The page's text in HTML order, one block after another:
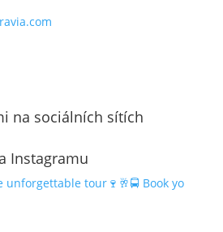
na sociálních sítích
Instagramu
unforgettable tour🍷🥂🚍 Book yo